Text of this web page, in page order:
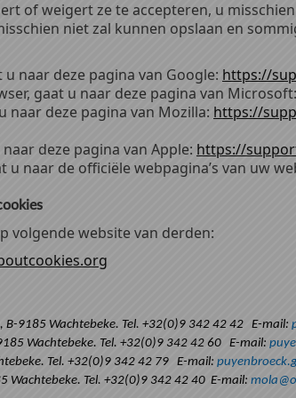
of weigert ze te accepteren, u
niet zal kunnen opslaan en
naar deze pagina van Google: https://
gaat u naar deze pagina van Microsoft:
naar deze pagina van Mozilla: https://
deze pagina van Apple: https://
naar de officiële webpagina’s van uw
volgende website van derden:
9185 Wachtebeke. Tel. +32(0)9 342 42 42 E-mail:
Wachtebeke. Tel. +32(0)9 342 42 60 E-mail:
Tel. +32(0)9 342 42 79 E-mail:
Wachtebeke. Tel. +32(0)9 342 42 40 E-mail: